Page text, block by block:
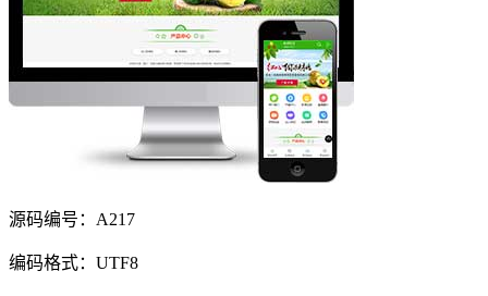
源码编号：A217
编码格式：UTF8